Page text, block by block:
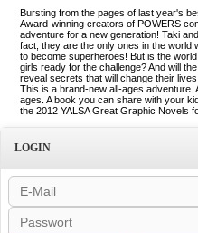
Bursting from the pages of last year's
Award-winning creators of POWERS
adventure for a new generation! Taki
fact, they are the only ones in the world
to become superheroes! But is the
girls ready for the challenge? And will
reveal secrets that will change their
This is a brand-new all-ages adventure.
ages. A book you can share with your
the 2012 YALSA Great Graphic Novels
LOGIN